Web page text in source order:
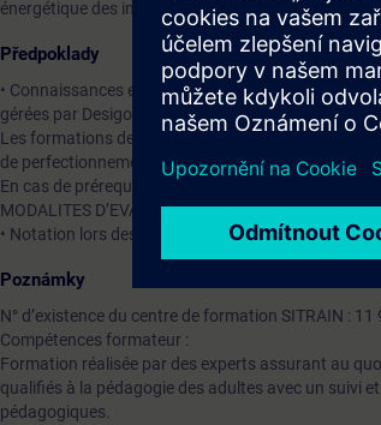
énergétique des installations.
Předpoklady
• Connaissances en génie climatique pour la
gérées par Desigo CC.
Les formations de niveau bases ne nécessitent
de perfectionnement, un contrôle de prérequis
En cas de prérequis insuffisants, nous ajusterons
MODALITES D’EVALUATION
• Notation lors des travaux pratiques
Poznámky
N° d’existence du centre de formation SITRAIN : 11
Compétences formateur :
Formation réalisée par des experts assurant au
qualifiés à la pédagogie des adultes avec un suivi
pédagogiques.